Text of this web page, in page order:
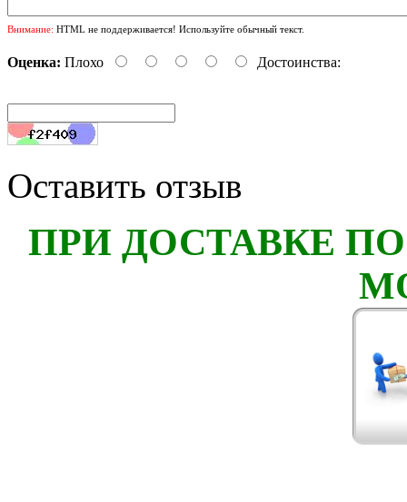
Внимание: HTML не поддерживается! Используйте обычный текст.
Оценка: Плохо Достоинства:
Оставить отзыв
ПРИ ДОСТАВКЕ